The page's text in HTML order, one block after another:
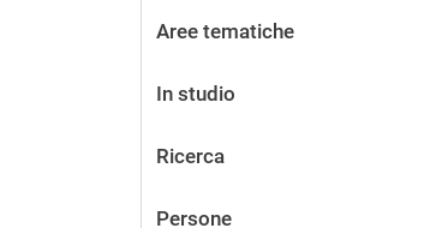
Aree tematiche
In studio
Ricerca
Persone